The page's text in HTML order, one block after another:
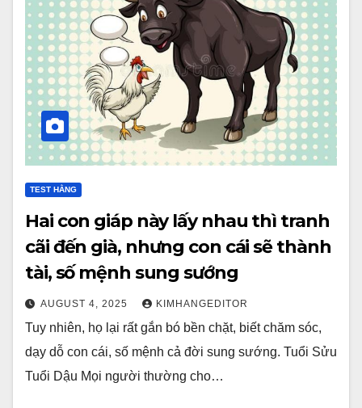
TEST HẰNG
Hai con giáp này lấy nhau thì tranh
cãi đến già, nhưng con cái sẽ thành
tài, số mệnh sung sướng
AUGUST 4, 2025 KIMHANGEDITOR
Tuy nhiên, họ lại rất gắn bó bền chặt, biết chăm sóc,
dạy dỗ con cái, số mệnh cả đời sung sướng. Tuổi Sửu
Tuổi Dậu Mọi người thường cho…